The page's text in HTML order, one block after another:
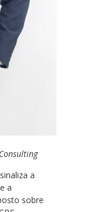
a
a
sobre